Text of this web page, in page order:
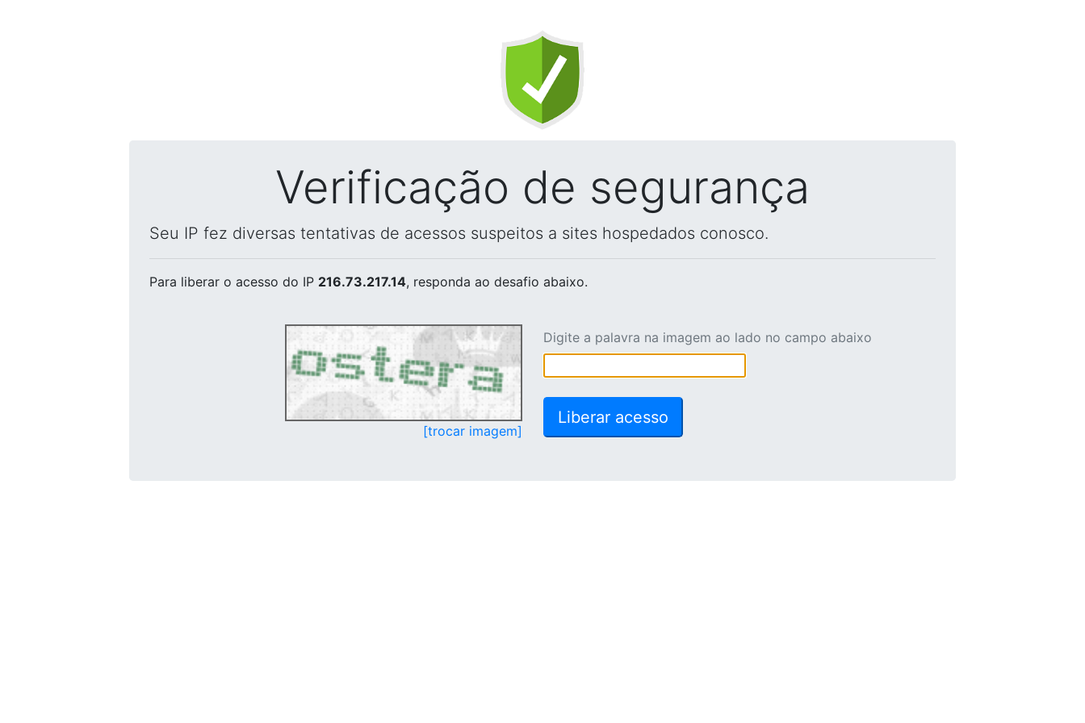
Verificação de segurança
Seu IP fez diversas tentativas de acessos suspeitos a sites hospedados conosco.
Para liberar o acesso do IP 216.73.217.14, responda ao desafio abaixo.
[trocar imagem]
Digite a palavra na imagem ao lado no campo abaixo